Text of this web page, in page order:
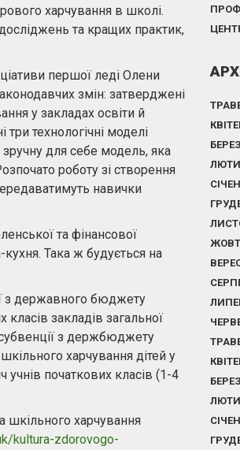
харчування в школі.
та кращих практик,
першої леді Олени
змін: затверджені
у закладах освіти й
технологічні моделі
для себе модель, яка
роботу зі створення
навички
та фінансової
Така ж будується на
з державного бюджету
закладів загальної
субвенції з держбюджету
харчування дітей у
початкових класів (1-4
шкільного харчування
kultura-zdorovogo-